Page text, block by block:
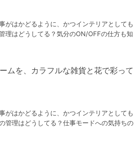
がはかどるように、かつインテリアとしても
理はどうしてる？気分のON/OFFの仕方も知
ムを、カラフルな雑貨と花で彩って
がはかどるように、かつインテリアとしても
管理はどうしてる？仕事モードへの気持ちの